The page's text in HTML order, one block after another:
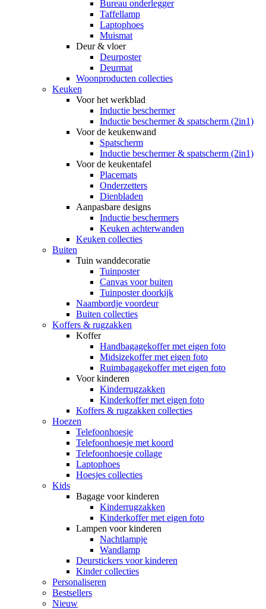
Bureau onderlegger
Taffellamp
Laptophoes
Muismat
Deur & vloer
Deurposter
Deurmat
Woonproducten collecties
Keuken
Voor het werkblad
Inductie beschermer
Inductie beschermer & spatscherm (2in1)
Voor de keukenwand
Spatscherm
Inductie beschermer & spatscherm (2in1)
Voor de keukentafel
Placemats
Onderzetters
Dienbladen
Aanpasbare designs
Inductie beschermers
Keuken achterwanden
Keuken collecties
Buiten
Tuin wanddecoratie
Tuinposter
Canvas voor buiten
Tuinposter doorkijk
Naambordje voordeur
Buiten collecties
Koffers & rugzakken
Koffer
Handbagagekoffer met eigen foto
Midsizekoffer met eigen foto
Ruimbagagekoffer met eigen foto
Voor kinderen
Kinderrugzakken
Kinderkoffer met eigen foto
Koffers & rugzakken collecties
Hoezen
Telefoonhoesje
Telefoonhoesje met koord
Telefoonhoesje collage
Laptophoes
Hoesjes collecties
Kids
Bagage voor kinderen
Kinderrugzakken
Kinderkoffer met eigen foto
Lampen voor kinderen
Nachtlampje
Wandlamp
Deurstickers voor kinderen
Kinder collecties
Personaliseren
Bestsellers
Nieuw